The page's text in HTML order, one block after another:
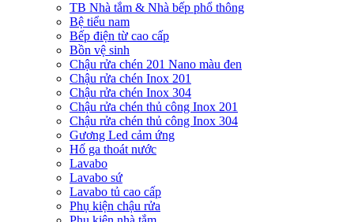
TB Nhà tắm & Nhà bếp phổ thông
Bệ tiểu nam
Bếp điện từ cao cấp
Bồn vệ sinh
Chậu rửa chén 201 Nano màu đen
Chậu rửa chén Inox 201
Chậu rửa chén Inox 304
Chậu rửa chén thủ công Inox 201
Chậu rửa chén thủ công Inox 304
Gương Led cảm ứng
Hố ga thoát nước
Lavabo
Lavabo sứ
Lavabo tủ cao cấp
Phụ kiện chậu rửa